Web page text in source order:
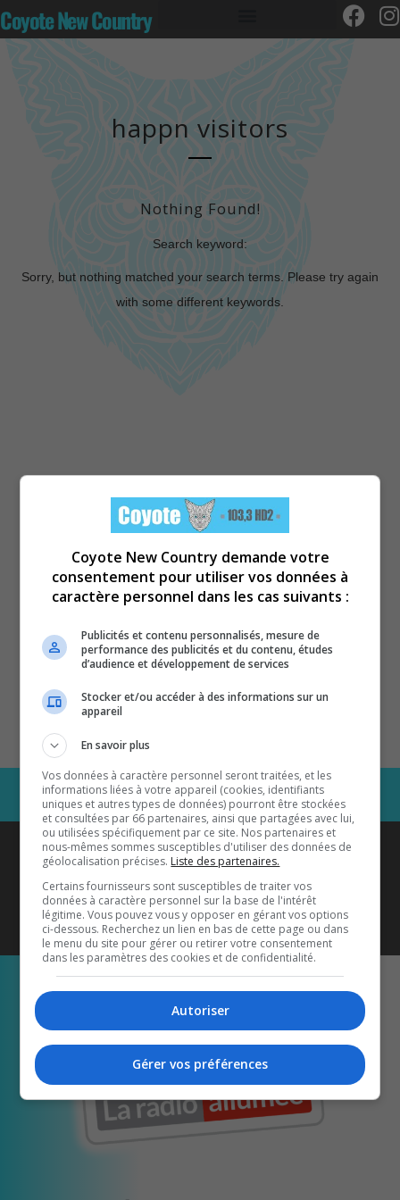
Coyote New Country
happn visitors
Nothing Found!
Search keyword:
Sorry, but nothing matched your search terms. Please try again
with some different keywords.
Coyote New Countryest diffusé
également sur1033 HD2
Écoutez-nous aussi sur…
Coyote New Country demande votre
consentement pour utiliser vos données à
caractère personnel dans les cas suivants :
Publicités et contenu personnalisés, mesure de
performance des publicités et du contenu, études
d’audience et développement de services
Stocker et/ou accéder à des informations sur un
appareil
En savoir plus
Vos données à caractère personnel seront traitées, et les
informations liées à votre appareil (cookies, identifiants
uniques et autres types de données) pourront être stockées
et consultées par 66 partenaires, ainsi que partagées avec lui,
ou utilisées spécifiquement par ce site. Nos partenaires et
nous-mêmes sommes susceptibles d'utiliser des données de
géolocalisation précises. Liste des partenaires.
Certains fournisseurs sont susceptibles de traiter vos
données à caractère personnel sur la base de l'intérêt
légitime. Vous pouvez vous y opposer en gérant vos options
ci-dessous. Recherchez un lien en bas de cette page ou dans
le menu du site pour gérer ou retirer votre consentement
dans les paramètres des cookies et de confidentialité.
Autoriser
Gérer vos préférences